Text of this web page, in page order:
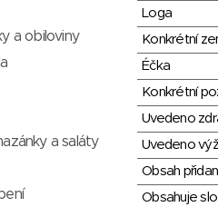
Loga
Konkrétní
Éčka
Konkrétní
Uvedeno
Uvedeno
Obsah
Obsahuje
a obiloviny
a saláty